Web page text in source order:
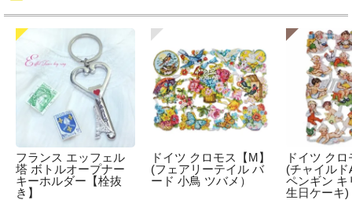
フランス エッフェル
塔 ボトルオープナー
キーホルダー【栓抜
き】
ドイツ クロモス【M】
(フェアリーテイル バ
ード 小鳥 ツバメ）
ドイツ ク
(チャイルド
ペンギン キ
生日ケーキ)